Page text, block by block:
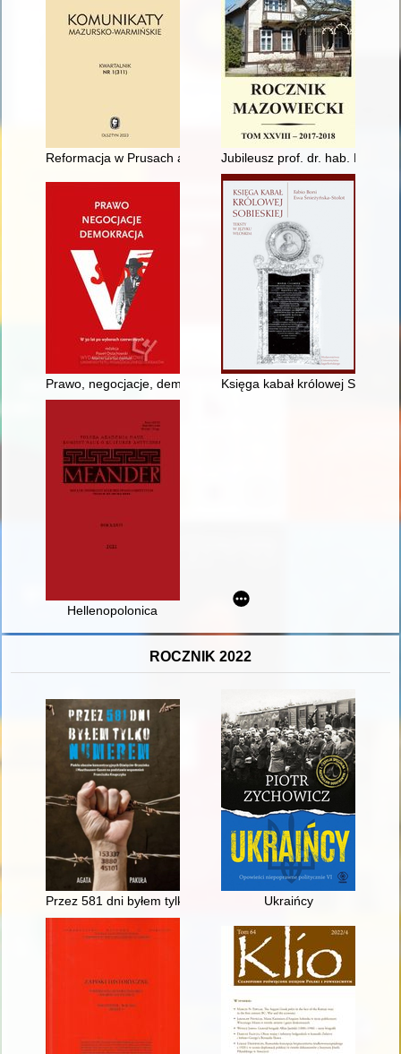
Reformacja w Prusach a polska reformacja na Mazurach =
Jubileusz prof. dr. hab.
Prawo, negocjacje, demokracja : w 30 lat po wyborach
Księga kabał królowej
Hellenopolonica
ROCZNIK 2022
Przez 581 dni byłem tylko numerem : piekło obozów
Ukraińcy